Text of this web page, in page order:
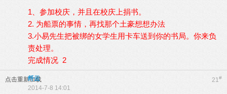
1、参加校庆，并且在校庆上捐书。
2. 为船票的事情，再找那个土豪想想办法
3.小易先生把被绑的女学生用卡车送到你的书局。你来负
责处理。
完成情况 2
点击重新加载 21#
纤云
2014-7-8 14:01